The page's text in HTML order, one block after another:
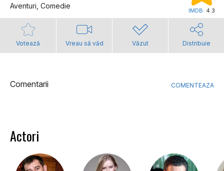
Aventuri, Comedie
IMDB: 4.3
Votează Vreau să văd Văzut Distribuie
Comentarii COMENTEAZA
Actori